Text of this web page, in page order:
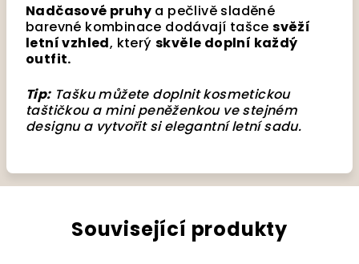
Nadčasové pruhy a pečlivě sladěné
barevné kombinace dodávají tašcesvěží
letní vzhled, kterýskvěle doplní každý
outfit.
Tip:Tašku můžete doplnit kosmetickou
taštičkou a mini peněženkou ve stejném
designu a vytvořit si elegantní letní sadu.
Související produkty